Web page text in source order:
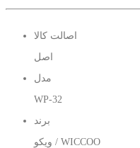
اصالت کالا
اصل
مدل
WP-32
برند
ویکو / WICCOO